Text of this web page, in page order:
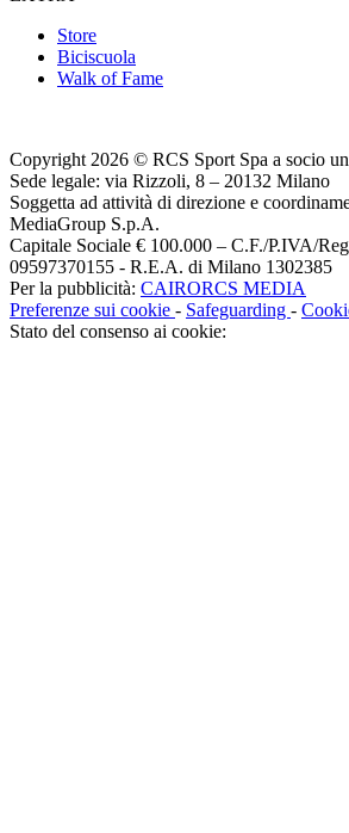
Store
Biciscuola
Walk of Fame
Copyright 2026 © RCS Sport Spa a socio
Sede legale: via Rizzoli, 8 – 20132 Milano
Soggetta ad attività di direzione e
MediaGroup S.p.A.
Capitale Sociale € 100.000 – C.F./P.IVA/
09597370155 - R.E.A. di Milano 1302385
Per la pubblicità: CAIRORCS MEDIA
Preferenze sui cookie - Safeguarding -
Stato del consenso ai cookie: